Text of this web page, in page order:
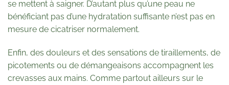
se mettent à saigner. D’autant plus qu’une peau ne
bénéficiant pas d’une hydratation suffisante n’est pas en
mesure de cicatriser normalement.
Enfin, des douleurs et des sensations de tiraillements, de
picotements ou de démangeaisons accompagnent les
crevasses aux mains. Comme partout ailleurs sur le